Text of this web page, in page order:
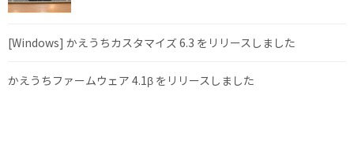
[Windows] かえうちカスタマイズ 6.3 をリリースしました
かえうちファームウェア 4.1β をリリースしました